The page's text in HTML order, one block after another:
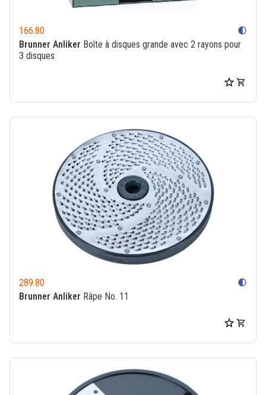
166.80 contrast
Brunner Anliker Boîte à disques grande avec 2 rayons pour
3 disques
289.80 contrast
Brunner Anliker Râpe No. 11